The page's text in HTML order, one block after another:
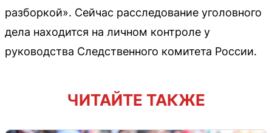
разборкой». Сейчас расследование уголовного
дела находится на личном контроле у
руководства Следственного комитета России.
ЧИТАЙТЕ ТАКЖЕ